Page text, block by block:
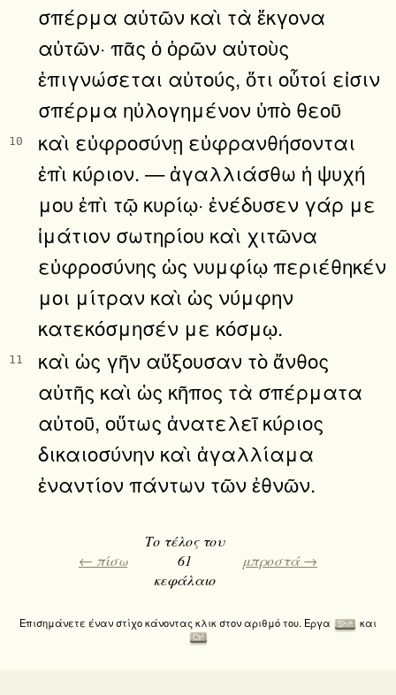
σπέρμα αὐτῶν καὶ τὰ ἔκγονα
αὐτῶν· πᾶς ὁ ὁρῶν αὐτοὺς
ἐπιγνώσεται αὐτούς, ὅτι οὗτοί εἰσιν
σπέρμα ηὐλογημένον ὑπὸ θεοῦ
10
καὶ εὐφροσύνῃ εὐφρανθήσονται
ἐπὶ κύριον. — ἀγαλλιάσθω ἡ ψυχή
μου ἐπὶ τῷ κυρίῳ· ἐνέδυσεν γάρ με
ἱμάτιον σωτηρίου καὶ χιτῶνα
εὐφροσύνης ὡς νυμφίῳ περιέθηκέν
μοι μίτραν καὶ ὡς νύμφην
κατεκόσμησέν με κόσμῳ.
11
καὶ ὡς γῆν αὔξουσαν τὸ ἄνθος
αὐτῆς καὶ ὡς κῆπος τὰ σπέρματα
αὐτοῦ, οὕτως ἀνατελεῖ κύριος
δικαιοσύνην καὶ ἀγαλλίαμα
ἐναντίον πάντων τῶν ἐθνῶν.
← πίσω
Το τέλος του
61
κεφάλαιο
μπροστά →
Επισημάνετε έναν στίχο κάνοντας κλικ στον αριθμό του. Εργα Shift και
Ctrl